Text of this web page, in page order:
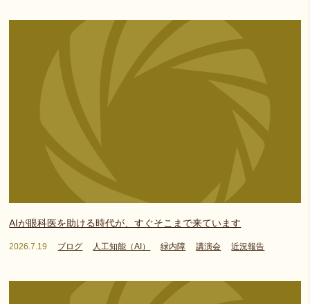
AIが眼科医を助ける時代が、すぐそこまで来ています
2026.7.19 ブログ 人工知能（AI） 緑内障 講演会 近況報告